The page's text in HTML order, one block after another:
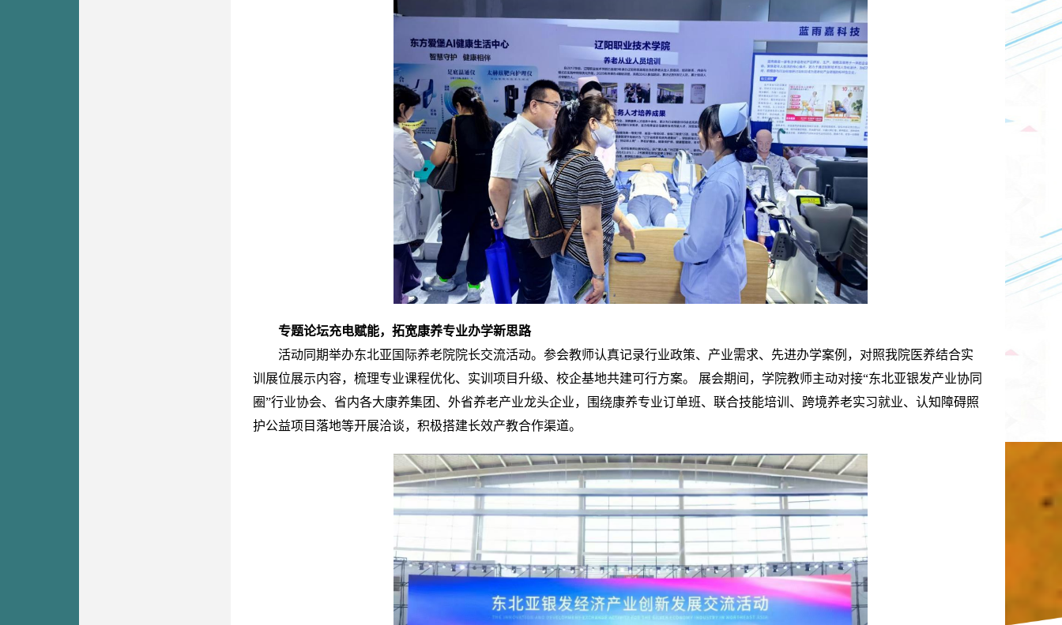
专题论坛充电赋能，拓宽康养专业办学新思路
活动同期举办东北亚国际养老院院长交流活动。参会教师认真记录行业政策、产业需求、先进办学案例，对照我院医养结合实
训展位展示内容，梳理专业课程优化、实训项目升级、校企基地共建可行方案。 展会期间，学院教师主动对接“东北亚银发产业协同
圈”行业协会、省内各大康养集团、外省养老产业龙头企业，围绕康养专业订单班、联合技能培训、跨境养老实习就业、认知障碍照
护公益项目落地等开展洽谈，积极搭建长效产教合作渠道。